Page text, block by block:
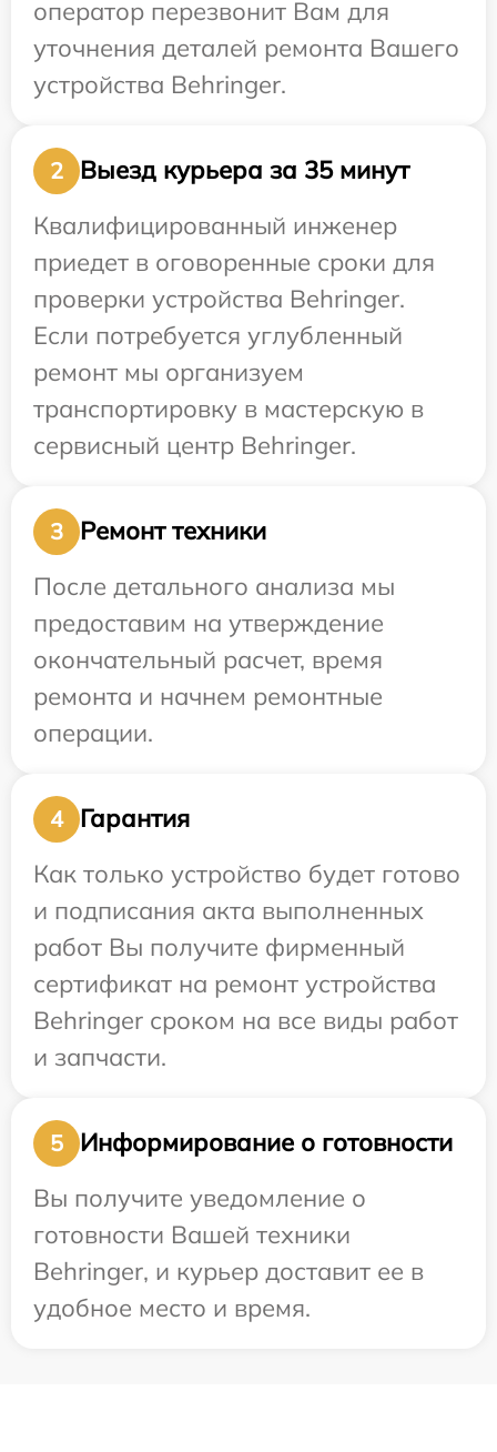
оператор перезвонит Вам для
уточнения деталей ремонта Вашего
устройства Behringer.
2
Выезд курьера за 35 минут
Квалифицированный инженер
приедет в оговоренные сроки для
проверки устройства Behringer.
Если потребуется углубленный
ремонт мы организуем
транспортировку в мастерскую в
сервисный центр Behringer.
3
Ремонт техники
После детального анализа мы
предоставим на утверждение
окончательный расчет, время
ремонта и начнем ремонтные
операции.
4
Гарантия
Как только устройство будет готово
и подписания акта выполненных
работ Вы получите фирменный
сертификат на ремонт устройства
Behringer сроком на все виды работ
и запчасти.
5
Информирование о готовности
Вы получите уведомление о
готовности Вашей техники
Behringer, и курьер доставит ее в
удобное место и время.